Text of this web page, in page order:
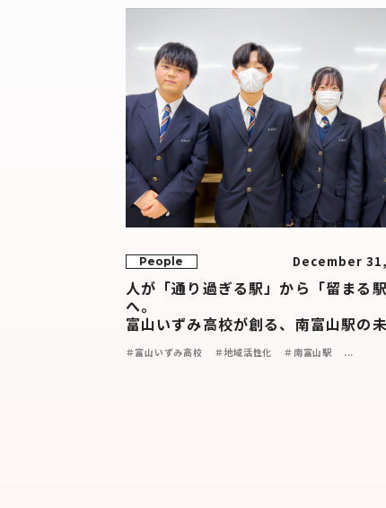
People December
人が「通り過ぎる駅」から「留まる駅
へ。
富山いずみ高校が創る、南富山駅の未
＃富山いずみ高校 ＃地域活性化 ＃南富山駅 ...